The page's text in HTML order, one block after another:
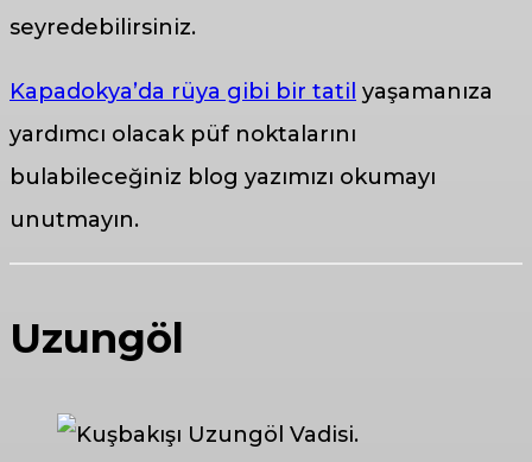
seyredebilirsiniz.
Kapadokya’da rüya gibi bir tatil yaşamanıza
yardımcı olacak püf noktalarını
bulabileceğiniz blog yazımızı okumayı
unutmayın.
Uzungöl